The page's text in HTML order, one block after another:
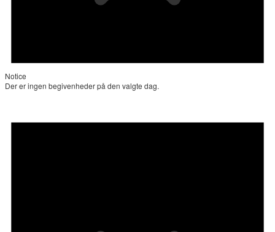
Notice
Der er ingen begivenheder på den valgte dag.